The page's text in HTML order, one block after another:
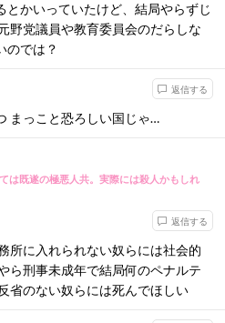
かいっていたけど、結局やらずじ
野党議員や教育委員会のだらしな
のでは？
返信する
まっこと恐ろしい国じゃ…
は既遂の極悪人共。実際には殺人かもしれ
返信する
所に入れられない奴らには社会的
ら刑事未成年で結局何のペナルテ
省のない奴らには死んでほしい